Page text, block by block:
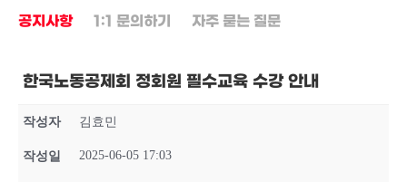
공지사항 1:1 문의하기 자주 묻는 질문
한국노동공제회 정회원 필수교육 수강 안내
작성자 김효민
작성일 2025-06-05 17:03